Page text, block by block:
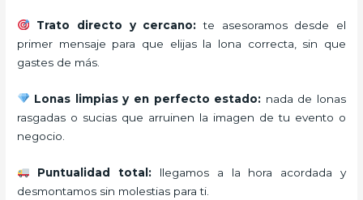
Trato directo y cercano: te asesoramos desde el
primer mensaje para que elijas la lona correcta, sin que
gastes de más.
Lonas limpias y en perfecto estado: nada de lonas
rasgadas o sucias que arruinen la imagen de tu evento o
negocio.
Puntualidad total: llegamos a la hora acordada y
desmontamos sin molestias para ti.